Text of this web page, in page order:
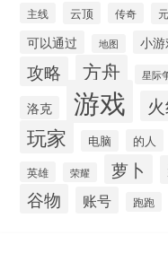
主线 云顶 传奇
可以通过 地图 小
攻略
方舟 星际
洛克 游戏
玩家 电脑 的人
英雄 荣耀 萝卜
谷物 账号 跑跑